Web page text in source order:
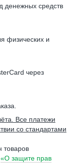
денежных средств
физических и
через
Все платежи
со стандартами
товаров
«О защите прав